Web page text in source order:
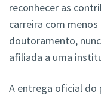
reconhecer as
carreira com
doutoramento,
afiliada a uma
A entrega oficial do